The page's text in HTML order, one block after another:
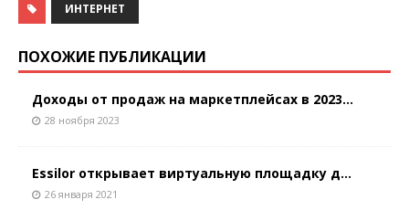
ИНТЕРНЕТ
ПОХОЖИЕ ПУБЛИКАЦИИ
Доходы от продаж на маркетплейсах в 2023...
28 ноября 2023
Essilor открывает виртуальную площадку д...
26 января 2021